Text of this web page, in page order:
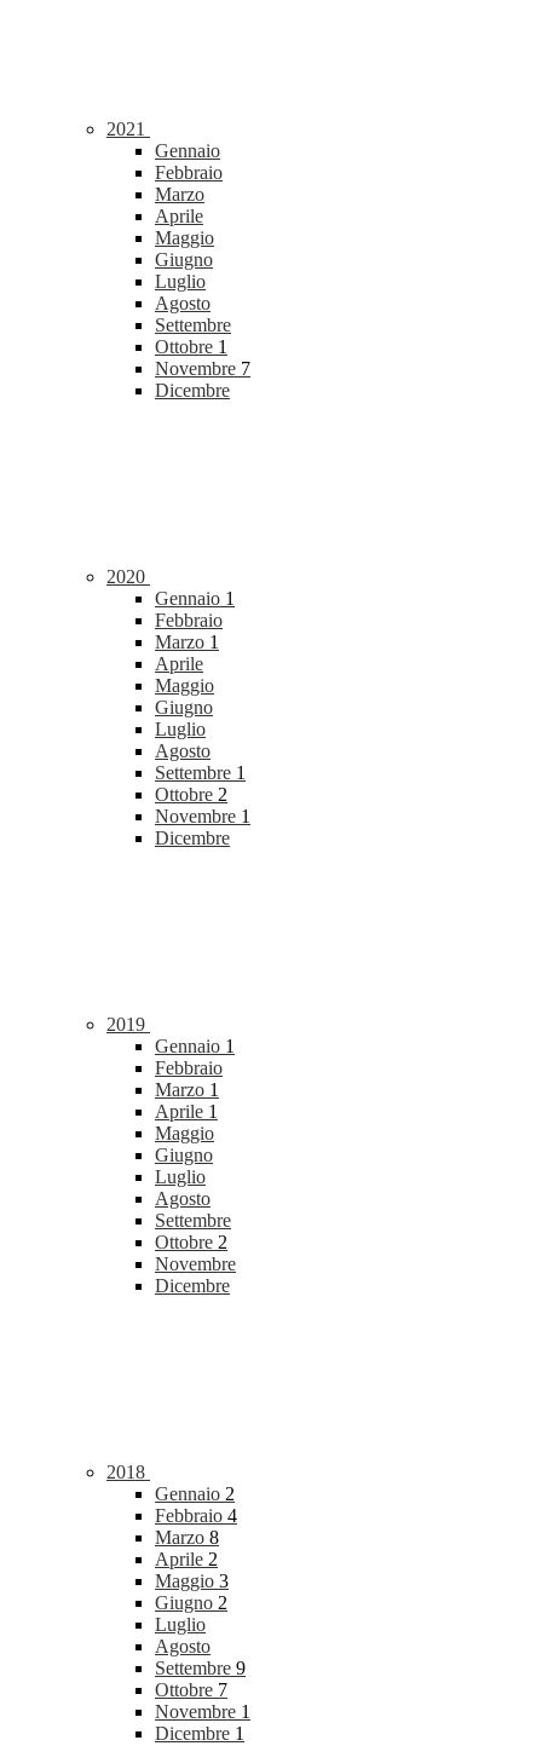
2021
Gennaio
Febbraio
Marzo
Aprile
Maggio
Giugno
Luglio
Agosto
Settembre
Ottobre 1
Novembre 7
Dicembre
2020
Gennaio 1
Febbraio
Marzo 1
Aprile
Maggio
Giugno
Luglio
Agosto
Settembre 1
Ottobre 2
Novembre 1
Dicembre
2019
Gennaio 1
Febbraio
Marzo 1
Aprile 1
Maggio
Giugno
Luglio
Agosto
Settembre
Ottobre 2
Novembre
Dicembre
2018
Gennaio 2
Febbraio 4
Marzo 8
Aprile 2
Maggio 3
Giugno 2
Luglio
Agosto
Settembre 9
Ottobre 7
Novembre 1
Dicembre 1